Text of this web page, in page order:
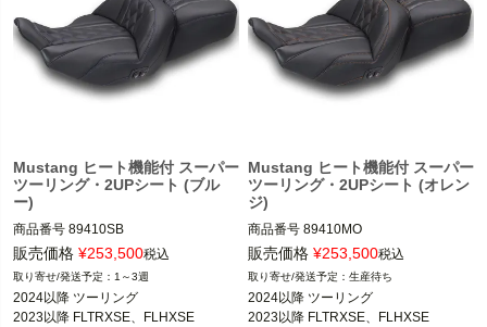
Mustang ヒート機能付 スーパー
ツーリング・2UPシート (ブル
ー)
商品番号 89410SB
3OT：0801-2318
販売価格 ¥253,500税込
1～3週
2024以降 ツーリング
2023以降 FLTRXSE、FLHXSE
Mustang ヒート機能付 スーパー
ツーリング・2UPシート (オレン
ジ)
商品番号 89410MO
3OT：0801-2317
販売価格 ¥253,500税込
生産待ち
2024以降 ツーリング
2023以降 FLTRXSE、FLHXSE